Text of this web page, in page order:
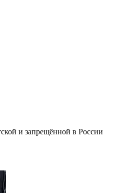
и запрещённой в России